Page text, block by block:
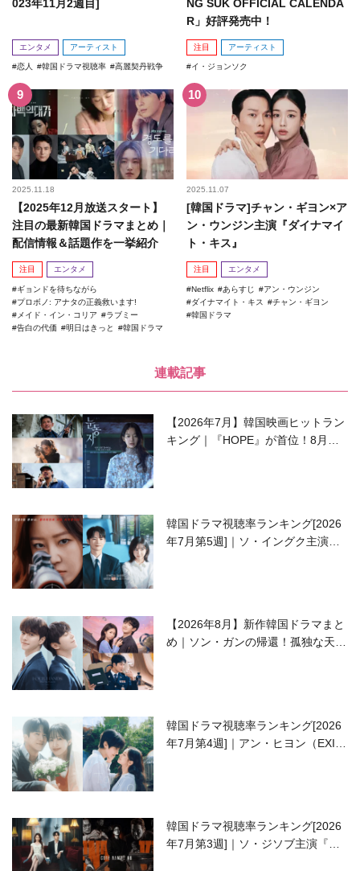
023年11月2週目]
エンタメ アーティスト
恋人 韓国ドラマ視聴率 高麗契丹戦争
NG SUK OFFICIAL CALENDA
R」好評発売中！
注目 アーティスト
イ・ジョンソク
2025.11.18
【2025年12月放送スタート】
注目の最新韓国ドラマまとめ｜
配信情報＆話題作を一挙紹介
注目 エンタメ
ギョンドを待ちながら
プロボノ: アナタの正義救います!
メイド・イン・コリア
ラブミー
告白の代価
明日はきっと 韓国ドラマ
2025.11.07
[韓国ドラマ]チャン・ギヨン×ア
ン・ウンジン主演『ダイナマイ
ト・キス』
注目 エンタメ
Netflix あらすじ
アン・ウンジン
ダイナマイト・キス
チャン・ギヨン
韓国ドラマ
連載記事
【2026年7月】韓国映画ヒットラン
キング｜『HOPE』が首位！8月公
韓国ドラマ視聴率ランキング[2026
年7月第5週]｜ソ・イングク主演の
【2026年8月】新作韓国ドラマまと
め｜ソン・ガンの帰還！孤独な天才
韓国ドラマ視聴率ランキング[2026
年7月第4週]｜アン・ヒヨン（EXID
韓国ドラマ視聴率ランキング[2026
年7月第3週]｜ソ・ジソブ主演『エ